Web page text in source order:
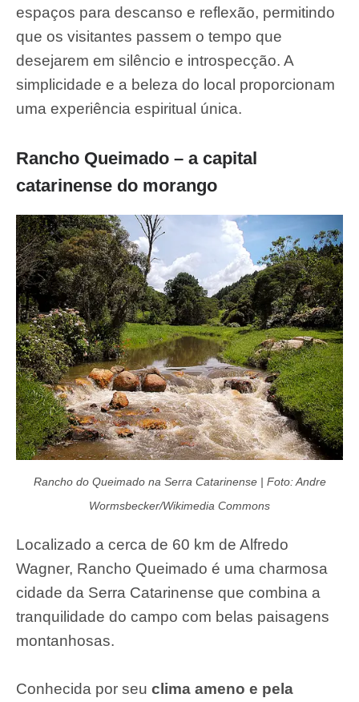
espaços para descanso e reflexão, permitindo
que os visitantes passem o tempo que
desejarem em silêncio e introspecção. A
simplicidade e a beleza do local proporcionam
uma experiência espiritual única.
Rancho Queimado – a capital
catarinense do morango
Rancho do Queimado na Serra Catarinense | Foto: Andre
Wormsbecker/Wikimedia Commons
Localizado a cerca de 60 km de Alfredo
Wagner, Rancho Queimado é uma charmosa
cidade da Serra Catarinense que combina a
tranquilidade do campo com belas paisagens
montanhosas.
Conhecida por seu clima ameno e pela